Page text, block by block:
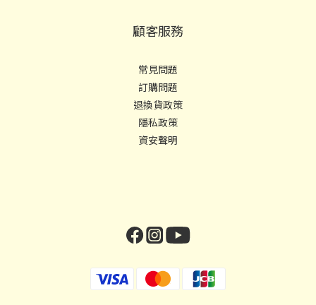
顧客服務
常見問題
訂購問題
退換貨政策
隱私政策
資安聲明